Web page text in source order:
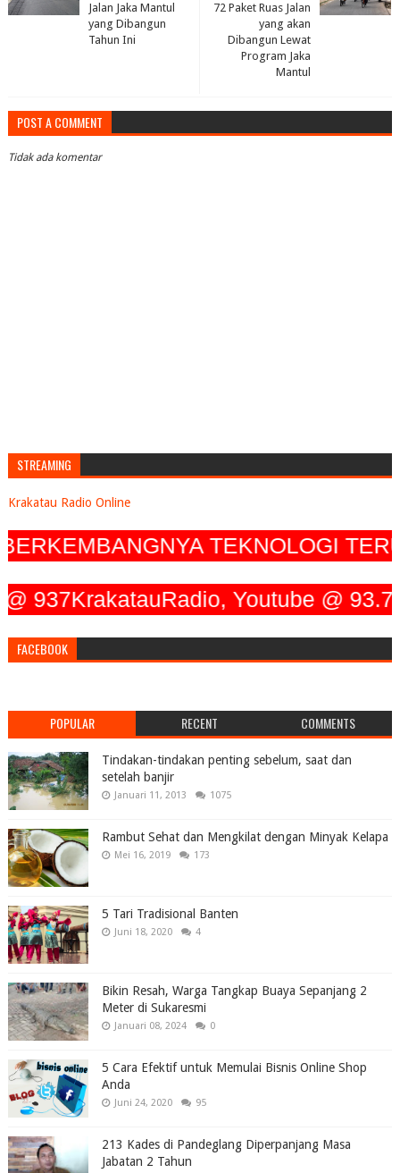
72 Paket Ruas Jalan
yang akan
Dibangun Lewat
Program Jaka
Mantul
Jalan Jaka Mantul
yang Dibangun
Tahun Ini
POST A COMMENT
Tidak ada komentar
STREAMING
Krakatau Radio Online
TEKNOLOGI
Youtube @ 93.7
FACEBOOK
POPULAR RECENT COMMENTS
Tindakan-tindakan penting sebelum, saat dan
setelah banjir
Januari 11, 2013 1075
Rambut Sehat dan Mengkilat dengan Minyak Kelapa
Mei 16, 2019 173
5 Tari Tradisional Banten
Juni 18, 2020 4
Bikin Resah, Warga Tangkap Buaya Sepanjang 2
Meter di Sukaresmi
Januari 08, 2024 0
5 Cara Efektif untuk Memulai Bisnis Online Shop
Anda
Juni 24, 2020 95
213 Kades di Pandeglang Diperpanjang Masa
Jabatan 2 Tahun